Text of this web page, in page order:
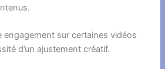
engagement sur certaines vidéos
d’un ajustement créatif.